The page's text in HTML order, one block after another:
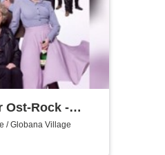
Ost-Rock -
R.
/ Globana Village